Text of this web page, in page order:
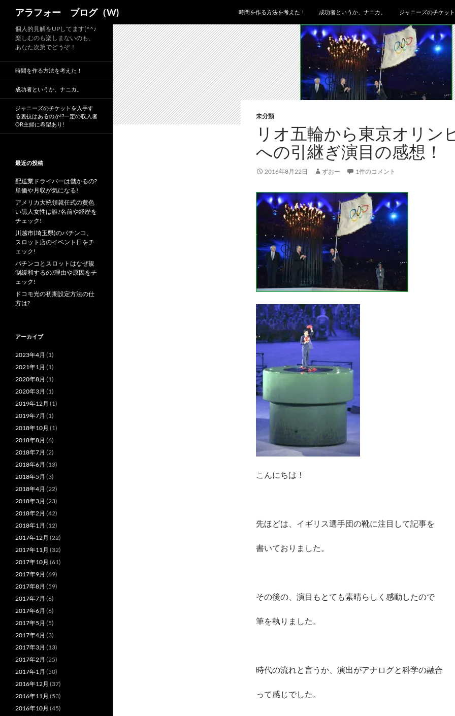
ツ
アラフォー ブログ（W) 時間を作る方法を考えた！ 成功者というか、ナニカ。 ジャニーズのチケッ
未分類
リオ五輪から東京オリン
への引継ぎ演目の感想！
2016年8月22日 ずおー 1件のコメント
こんにちは！
先ほどは、イギリス選手団の靴に注目して記事を
書いておりました。
その後の、演目もとても素晴らしく感動したので
筆を執りました。
時代の流れと言うか、演出がアナログと科学の融合
って感じでした。
個人的見解をUPしてます(^^♪
楽しむのも楽しまないのも、
あなた次第でどうぞ！
時間を作る方法を考えた！
成功者というか、ナニカ。
ジャニーズのチケットを入手す
る裏技はあるのか!?一定の収入者
OR主婦に希望あり!
最近の投稿
配送業ドライバーは儲かるの?
単価や月収が気になる!
アメリカ大統領就任式の黄色
い黒人女性は誰?名前や経歴を
チェック!
川越市(埼玉県)のパチンコ、
スロット店のイベント日をチ
ェック!
パチンコとスロットはなぜ規
制緩和するの?理由や原因をチ
ェック!
ドコモ光の初期設定方法の仕
方は?
アーカイブ
2023年4月 (1)
2021年1月 (1)
2020年8月 (1)
2020年3月 (1)
2019年12月 (1)
2019年7月 (1)
2018年10月 (1)
2018年8月 (6)
2018年7月 (2)
2018年6月 (13)
2018年5月 (3)
2018年4月 (22)
2018年3月 (23)
2018年2月 (42)
2018年1月 (12)
2017年12月 (22)
2017年11月 (32)
2017年10月 (61)
2017年9月 (69)
2017年8月 (59)
2017年7月 (6)
2017年6月 (6)
2017年5月 (5)
2017年4月 (3)
2017年3月 (13)
2017年2月 (25)
2017年1月 (50)
2016年12月 (37)
2016年11月 (53)
2016年10月 (45)